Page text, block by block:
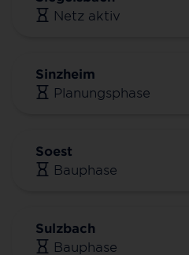
Netz aktiv
Sinzheim
Planungsphase
Soest
Bauphase
Sulzbach
Bauphase